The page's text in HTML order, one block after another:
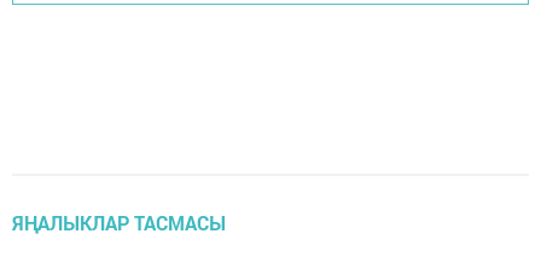
ЯҢАЛЫКЛАР ТАСМАСЫ